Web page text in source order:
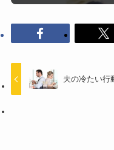
夫の冷たい行